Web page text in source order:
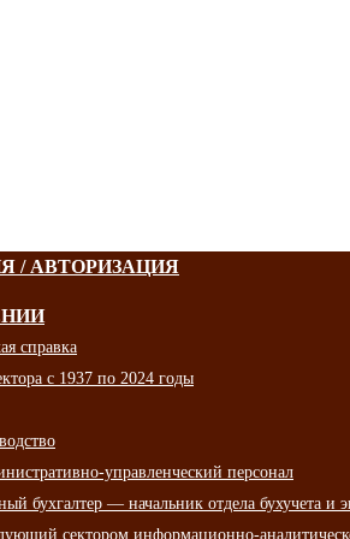
/ АВТОРИЗАЦИЯ
справка
с 1937 по 2024 годы
управленческий персонал
бухгалтер — начальник отдела бухучета и
сектором информационно-